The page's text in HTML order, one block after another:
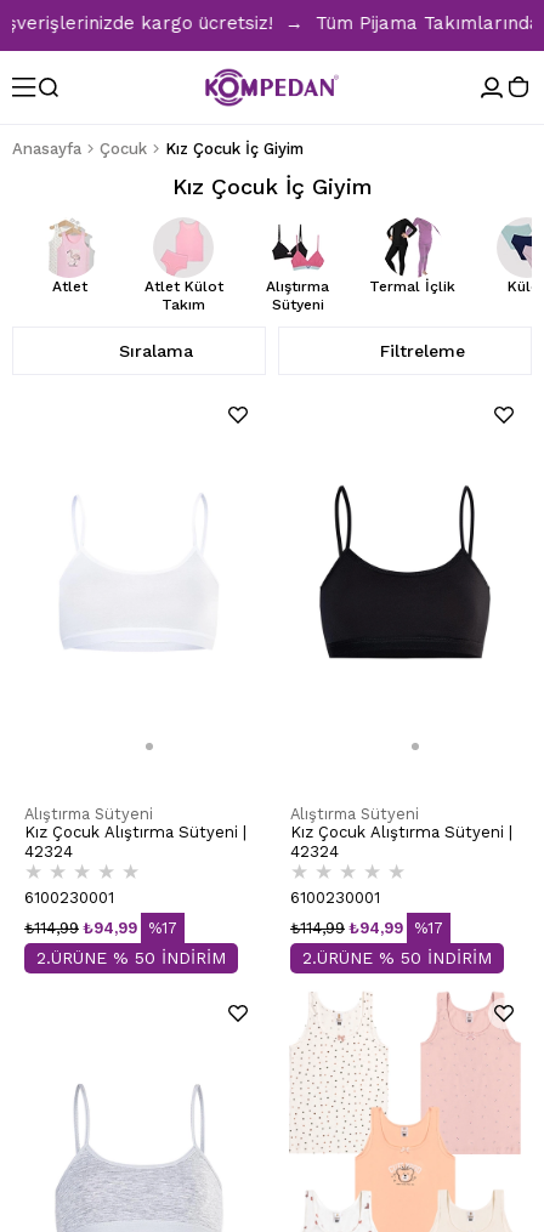
kargo ücretsiz! → Tüm Pijama Takımlarında
Anasayfa Çocuk Kız Çocuk İç Giyim
Kız Çocuk İç Giyim
Atlet
Atlet Külot
Takım
Alıştırma
Sütyeni
Termal İçlik
Filtreleme
Sıralama
Alıştırma Sütyeni
Kız Çocuk Alıştırma Sütyeni |
42324
★ ★ ★ ★ ★
6100230001
₺94,99
₺114,99 %17
2.ÜRÜNE % 50 İNDİRİM
Alıştırma Sütyeni
Kız Çocuk Alıştırma Sütyeni |
42324
★ ★ ★ ★ ★
6100230001
₺94,99
₺114,99 %17
2.ÜRÜNE % 50 İNDİRİM